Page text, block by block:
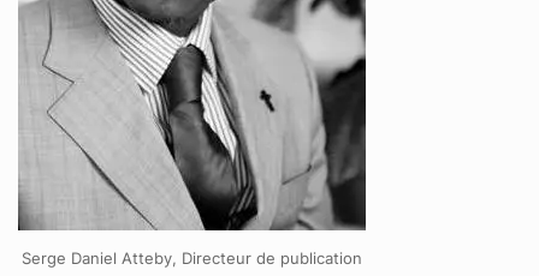
Serge Daniel Atteby, Directeur de publication